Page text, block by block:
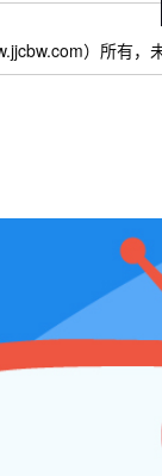
）所有，